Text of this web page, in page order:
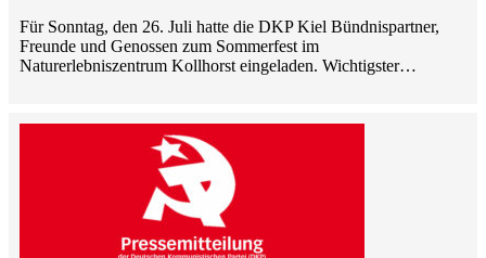
Für Sonntag, den 26. Juli hatte die DKP Kiel Bündnispartner,
Freunde und Genossen zum Sommerfest im
Naturerlebniszentrum Kollhorst eingeladen. Wichtigster…